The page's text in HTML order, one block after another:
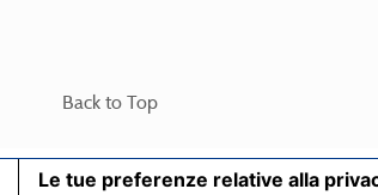
Back to Top
Le tue preferenze relative alla